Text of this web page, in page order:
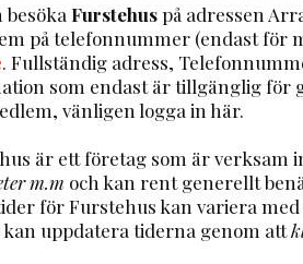
besökaFurstehuspå adressen
på telefonnummer (endast för
. Fullständig adress,
som endast är tillgänglig för
vänligen logga in här.
är ett företag som är verksam
m.m och kan rent generellt
för Furstehus kan variera
kan uppdatera tiderna genom att